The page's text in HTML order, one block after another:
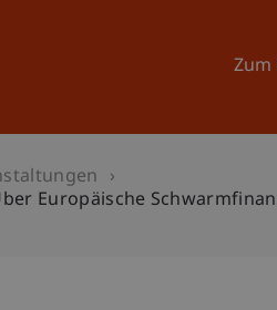
Zum
Europäische